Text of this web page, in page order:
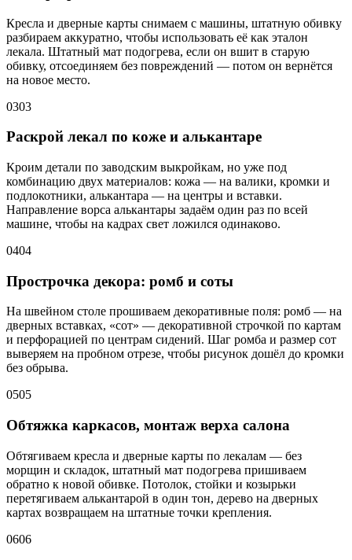
Кресла и дверные карты снимаем с машины, штатную обивку
разбираем аккуратно, чтобы использовать её как эталон
лекала. Штатный мат подогрева, если он вшит в старую
обивку, отсоединяем без повреждений — потом он вернётся
на новое место.
0303
Раскрой лекал по коже и алькантаре
Кроим детали по заводским выкройкам, но уже под
комбинацию двух материалов: кожа — на валики, кромки и
подлокотники, алькантара — на центры и вставки.
Направление ворса алькантары задаём один раз по всей
машине, чтобы на кадрах свет ложился одинаково.
0404
Прострочка декора: ромб и соты
На швейном столе прошиваем декоративные поля: ромб — на
дверных вставках, «сот» — декоративной строчкой по картам
и перфорацией по центрам сидений. Шаг ромба и размер сот
выверяем на пробном отрезе, чтобы рисунок дошёл до кромки
без обрыва.
0505
Обтяжка каркасов, монтаж верха салона
Обтягиваем кресла и дверные карты по лекалам — без
морщин и складок, штатный мат подогрева пришиваем
обратно к новой обивке. Потолок, стойки и козырьки
перетягиваем алькантарой в один тон, дерево на дверных
картах возвращаем на штатные точки крепления.
0606